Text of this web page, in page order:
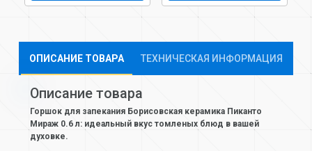
МИР00029194
МРМ00017698
ОПИСАНИЕ ТОВАРА ТЕХНИЧЕСКАЯ ИНФОРМАЦИЯ
Описание товара
Горшок для запекания Борисовская керамика Пиканто
Мираж 0.6 л: идеальный вкус томленых блюд в вашей
духовке.